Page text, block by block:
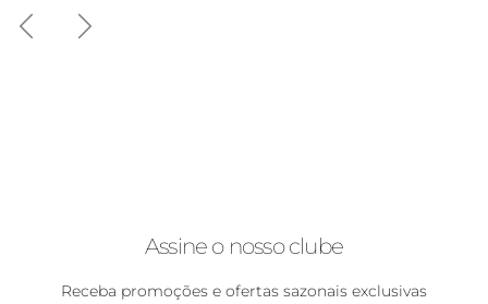
AnteriorSeguinte
Assine o nosso clube
Receba promoções e ofertas sazonais exclusivas